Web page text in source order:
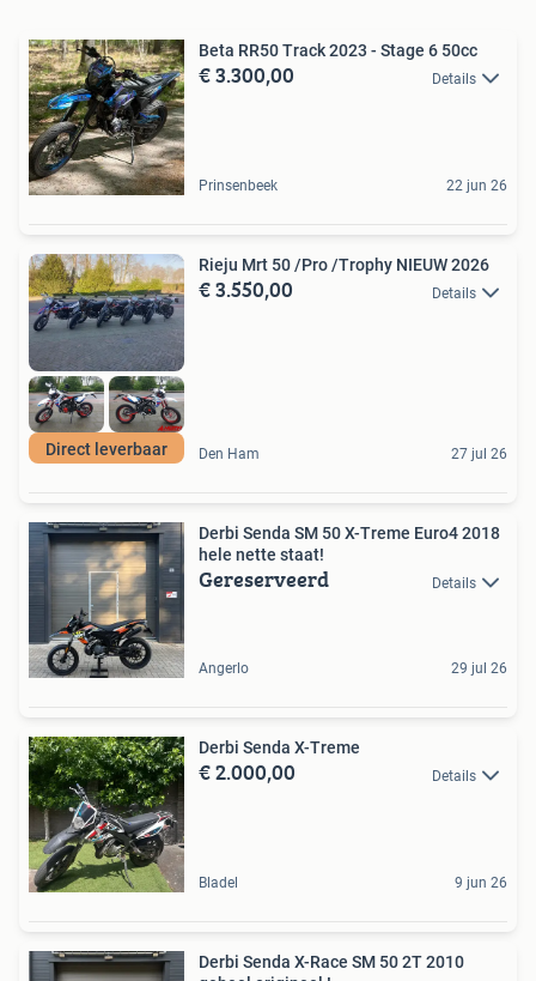
Beta RR50 Track 2023 - Stage 6 50cc
€ 3.300,00 Details
Prinsenbeek 22 jun 26
Direct leverbaar
Rieju Mrt 50 /Pro /Trophy NIEUW 2026
€ 3.550,00 Details
Den Ham 27 jul 26
Derbi Senda SM 50 X-Treme Euro4 2018
hele nette staat!
Gereserveerd Details
Angerlo 29 jul 26
Derbi Senda X-Treme
€ 2.000,00 Details
Bladel 9 jun 26
Derbi Senda X-Race SM 50 2T 2010